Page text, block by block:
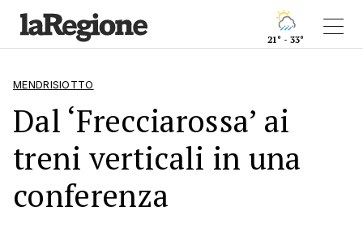
21° - 33°
MENDRISIOTTO
Dal ‘Frecciarossa’ ai
treni verticali in una
conferenza